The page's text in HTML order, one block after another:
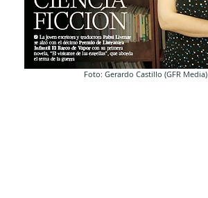
Foto: Gerardo Castillo (GFR Media)